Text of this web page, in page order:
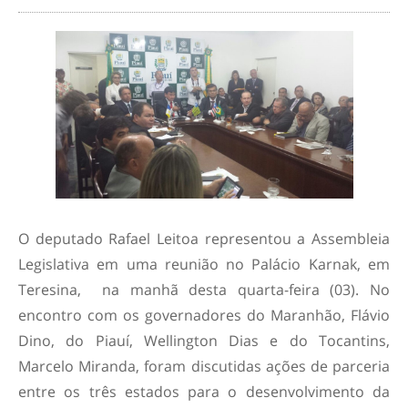
O deputado Rafael Leitoa representou a Assembleia
Legislativa em uma reunião no Palácio Karnak, em
Teresina, na manhã desta quarta-feira (03). No
encontro com os governadores do Maranhão, Flávio
Dino, do Piauí, Wellington Dias e do Tocantins,
Marcelo Miranda, foram discutidas ações de parceria
entre os três estados para o desenvolvimento da